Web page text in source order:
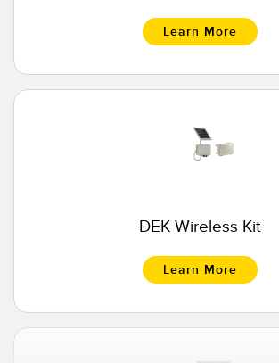
Learn More
DEK Wireless Kit
Learn More